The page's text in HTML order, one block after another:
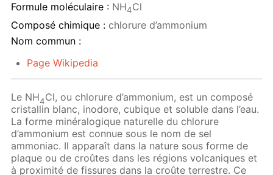
Formule moléculaire : NH4Cl
Composé chimique : chlorure d’ammonium
Nom commun :
Page Wikipedia
Le NH4Cl, ou chlorure d’ammonium, est un composé
cristallin blanc, inodore, cubique et soluble dans l’eau.
La forme minéralogique naturelle du chlorure
d’ammonium est connue sous le nom de sel
ammoniac. Il apparaît dans la nature sous forme de
plaque ou de croûtes dans les régions volcaniques et
à proximité de fissures dans la croûte terrestre. Ce